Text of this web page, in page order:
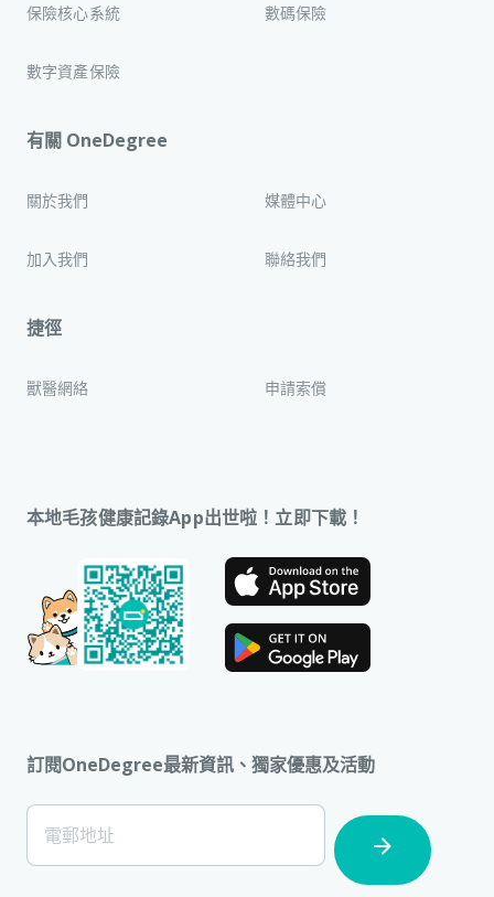
保險核心系統 數碼保險
數字資產保險
有關 OneDegree
關於我們 媒體中心
加入我們 聯絡我們
捷徑
獸醫網絡 申請索償
本地毛孩健康記錄App出世啦！立即下載！
訂閱OneDegree最新資訊、獨家優惠及活動
[Footer]
Subscription
電郵地址